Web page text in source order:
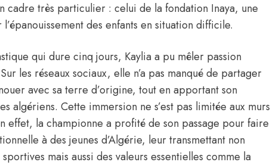
cadre très particulier : celui de la fondation Inaya, une
des enfants en situation difficile.
qui dure cinq jours, Kaylia a pu mêler passion
les réseaux sociaux, elle n’a pas manqué de partager
avec sa terre d’origine, tout en apportant son
algériens. Cette immersion ne s’est pas limitée aux murs
effet, la championne a profité de son passage pour faire
à des jeunes d’Algérie, leur transmettant non
mais aussi des valeurs essentielles comme la